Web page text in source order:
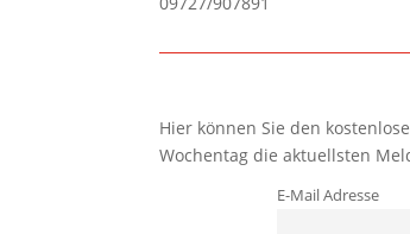
Hier können Sie den
Wochentag die aktuellsten
E-Mail Adresse